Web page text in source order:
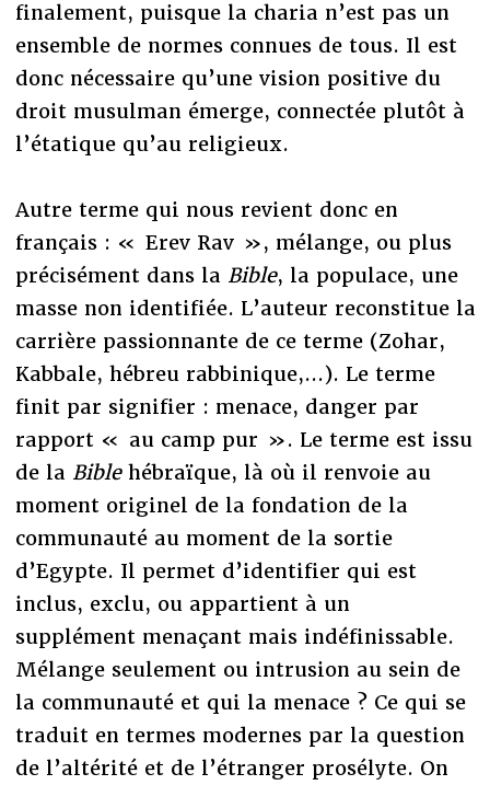
finalement, puisque la charia n’est pas un
ensemble de normes connues de tous. Il est
donc nécessaire qu’une vision positive du
droit musulman émerge, connectée plutôt à
l’étatique qu’au religieux.
Autre terme qui nous revient donc en
français : « Erev Rav », mélange, ou plus
précisément dans la Bible, la populace, une
masse non identifiée. L’auteur reconstitue la
carrière passionnante de ce terme (Zohar,
Kabbale, hébreu rabbinique,...). Le terme
finit par signifier : menace, danger par
rapport « au camp pur ». Le terme est issu
de la Biblehébraïque, là où il renvoie au
moment originel de la fondation de la
communauté au moment de la sortie
d’Egypte. Il permet d’identifier qui est
inclus, exclu, ou appartient à un
supplément menaçant mais indéfinissable.
Mélange seulement ou intrusion au sein de
la communauté et qui la menace ? Ce qui se
traduit en termes modernes par la question
de l’altérité et de l’étranger prosélyte. On